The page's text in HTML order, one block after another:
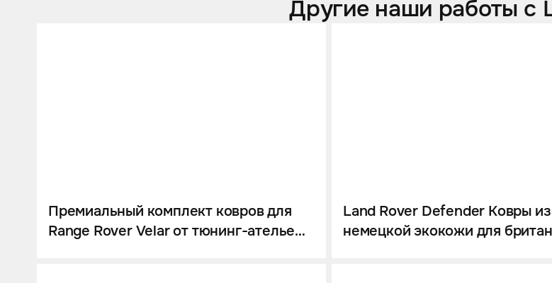
Другие наши работы с
Премиальный комплект ковров для
Range Rover Velar от тюнинг-ателье
Land Rover Defender Ковры из
немецкой экокожи для